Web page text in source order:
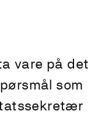
vare på det
som